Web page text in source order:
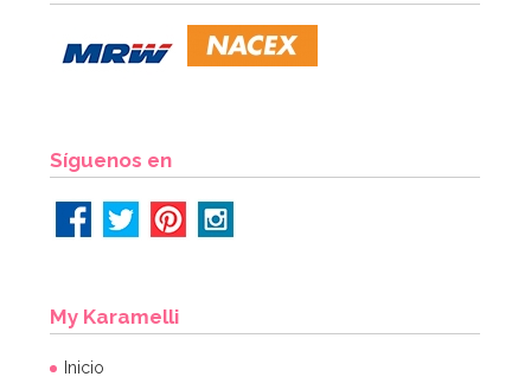
Síguenos en
My Karamelli
Inicio